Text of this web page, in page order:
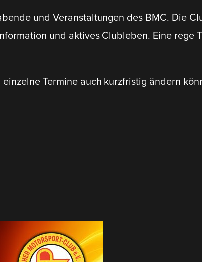
und Veran­stal­tungen des BMC. Die
und aktives Clubleben. Eine rege
Termine auch kurzfristig ändern